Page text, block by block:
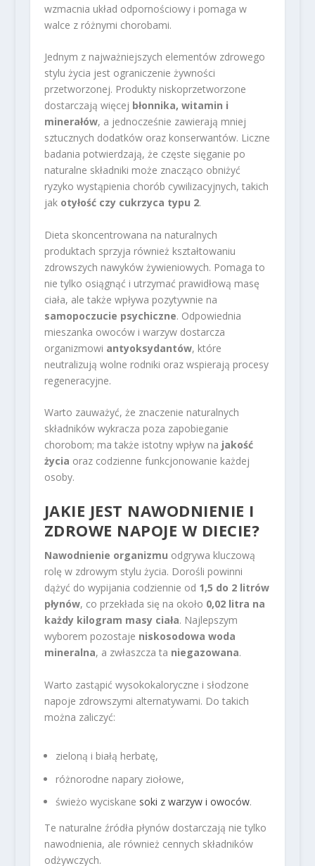
wzmacnia układ odpornościowy i pomaga w
walce z różnymi chorobami.
Jednym z najważniejszych elementów zdrowego
stylu życia jest ograniczenie żywności
przetworzonej. Produkty niskoprzetworzone
dostarczają więcej błonnika, witamin i
minerałów, a jednocześnie zawierają mniej
sztucznych dodatków oraz konserwantów. Liczne
badania potwierdzają, że częste sięganie po
naturalne składniki może znacząco obniżyć
ryzyko wystąpienia chorób cywilizacyjnych, takich
jak otyłość czy cukrzyca typu 2.
Dieta skoncentrowana na naturalnych
produktach sprzyja również kształtowaniu
zdrowszych nawyków żywieniowych. Pomaga to
nie tylko osiągnąć i utrzymać prawidłową masę
ciała, ale także wpływa pozytywnie na
samopoczucie psychiczne. Odpowiednia
mieszanka owoców i warzyw dostarcza
organizmowi antyoksydantów, które
neutralizują wolne rodniki oraz wspierają procesy
regeneracyjne.
Warto zauważyć, że znaczenie naturalnych
składników wykracza poza zapobieganie
chorobom; ma także istotny wpływ na jakość
życia oraz codzienne funkcjonowanie każdej
osoby.
JAKIE JEST NAWODNIENIE I
ZDROWE NAPOJE W DIECIE?
Nawodnienie organizmu odgrywa kluczową
rolę w zdrowym stylu życia. Dorośli powinni
dążyć do wypijania codziennie od 1,5 do 2 litrów
płynów, co przekłada się na około 0,02 litra na
każdy kilogram masy ciała. Najlepszym
wyborem pozostaje niskosodowa woda
mineralna, a zwłaszcza ta niegazowana.
Warto zastąpić wysokokaloryczne i słodzone
napoje zdrowszymi alternatywami. Do takich
można zaliczyć:
zieloną i białą herbatę,
różnorodne napary ziołowe,
świeżo wyciskane soki z warzyw i owoców.
Te naturalne źródła płynów dostarczają nie tylko
nawodnienia, ale również cennych składników
odżywczych.